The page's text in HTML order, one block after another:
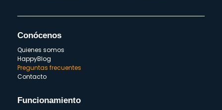
Conócenos
Quienes somos
HappyBlog
Preguntas frecuentes
Contacto
Funcionamiento